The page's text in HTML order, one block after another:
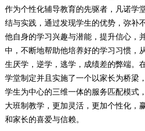
作为个性化辅导教育的先驱者，凡诺学
结与实践，通过发现学生的优势，弥补
他自身的学习兴趣与潜能，提升信心，
中，不断地帮助他培养好的学习习惯，
生厌学，逆学，逃学，成绩差的弊端。
学堂制定并且实施了一个以家长为桥梁
学生为中心的三维一体的服务匹配模式
大班制教学，更加灵活，更加个性化，
和家长的喜爱与信赖。